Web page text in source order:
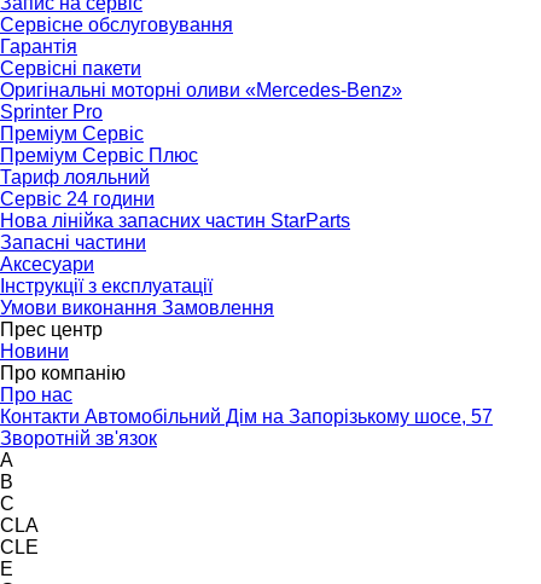
Сервісне обслуговування
Гарантія
Сервісні пакети
Оригінальні моторні оливи «Mercedes-Benz»
Sprinter Pro
Преміум Сервіс
Преміум Сервіс Плюс
Тариф лояльний
Сервіс 24 години
Нова лінійка запасних частин StarParts
Запасні частини
Аксесуари
Інструкції з експлуатації
Умови виконання Замовлення
Прес центр
Новини
Про компанію
Про нас
Контакти Автомобільний Дім на Запорізькому шосе, 57
Зворотній зв'язок
A
B
C
CLA
CLE
E